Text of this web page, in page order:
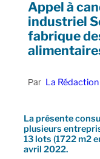
Appel à
industriel
fabrique
Par La Rédaction
La présente
plusieurs
13 lots (1722 m2
avril 2022.